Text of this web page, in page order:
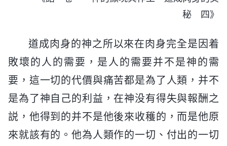
秘 四》
道成肉身的神之所以來在肉身完全是因着
敗壞的人的需要，是人的需要并不是神的需
要，這一切的代價與痛苦都是為了人類，并不
是為了神自己的利益，在神没有得失與報酬之
説，他得到的并不是他後來收穫的，而是他原
來就該有的。他為人類作的一切、付出的一切